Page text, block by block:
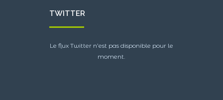
TWITTER
Le flux Twitter n’est pas disponible pour le
moment.